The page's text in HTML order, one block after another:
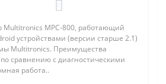
Multitronics MPC-800, работающий
устройствами (версии старше 2.1)
Multitronics. Преимущества
сравнению с диагностическими
работа..